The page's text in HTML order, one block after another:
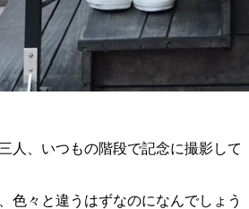
人、いつもの階段で記念に撮影して
色々と違うはずなのになんでしょう